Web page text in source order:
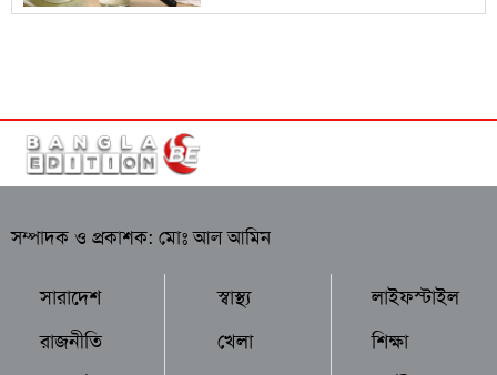
সম্পাদক ও প্রকাশক: মোঃ আল আমিন
সারাদেশ
রাজনীতি
স্বাস্থ্য
খেলা
লাইফস্টাইল
শিক্ষা